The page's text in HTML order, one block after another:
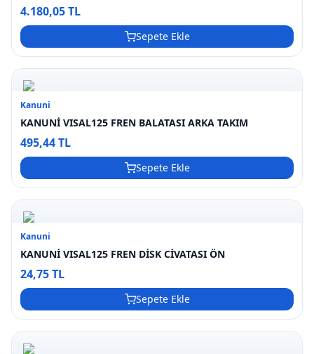
4.180,05 TL
Sepete Ekle
Kanuni
KANUNİ VISAL125 FREN BALATASI ARKA TAKIM
495,44 TL
Sepete Ekle
Kanuni
KANUNİ VISAL125 FREN DİSK CİVATASI ÖN
24,75 TL
Sepete Ekle